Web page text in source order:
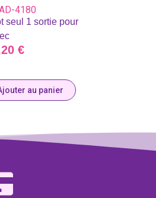
4180
seul 1 sortie pour
€
au panier